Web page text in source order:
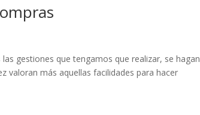
gestiones que tengamos que realizar, se hagan
valoran más aquellas facilidades para hacer